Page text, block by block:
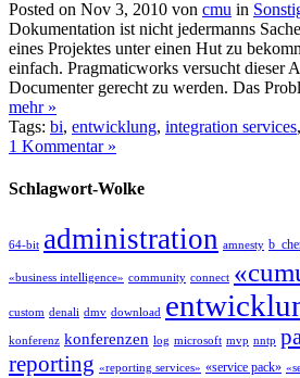
Posted on Nov 3, 2010 von cmu in
Dokumentation ist nicht jedermanns
eines Projektes unter einen Hut zu
einfach. Pragmaticworks versucht dieser
Documenter gerecht zu werden. Das
mehr »
Tags: bi, entwicklung, integration services,
1 Kommentar »
Schlagwort-Wolke
64-bit administration amnesty
«business intelligence» community connect
custom denali dmv download
konferenz konferenzen log microsoft mvp nntp
reporting «reporting services» «service pack»